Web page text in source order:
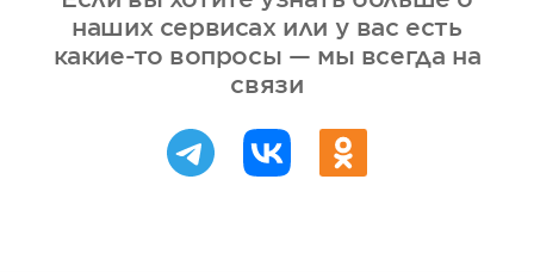
наших сервисах или у вас есть
какие-то вопросы — мы всегда на
связи